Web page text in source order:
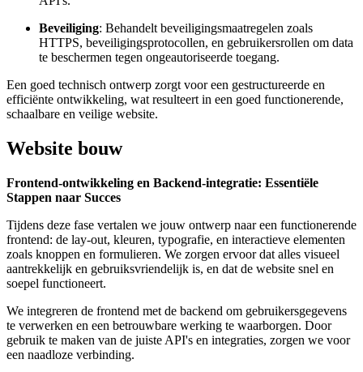
Beveiliging: Behandelt beveiligingsmaatregelen zoals
HTTPS, beveiligingsprotocollen, en gebruikersrollen om data
te beschermen tegen ongeautoriseerde toegang.
Een goed technisch ontwerp zorgt voor een gestructureerde en
efficiënte ontwikkeling, wat resulteert in een goed functionerende,
schaalbare en veilige website.
Website bouw
Frontend-ontwikkeling en Backend-integratie: Essentiële
Stappen naar Succes
Tijdens deze fase vertalen we jouw ontwerp naar een functionerende
frontend: de lay-out, kleuren, typografie, en interactieve elementen
zoals knoppen en formulieren. We zorgen ervoor dat alles visueel
aantrekkelijk en gebruiksvriendelijk is, en dat de website snel en
soepel functioneert.
We integreren de frontend met de backend om gebruikersgegevens
te verwerken en een betrouwbare werking te waarborgen. Door
gebruik te maken van de juiste API's en integraties, zorgen we voor
een naadloze verbinding.